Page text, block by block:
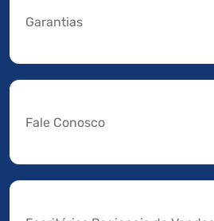
Garantias
Fale Conosco